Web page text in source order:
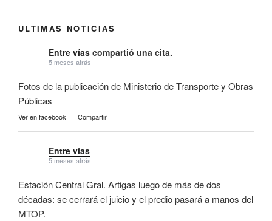
ULTIMAS NOTICIAS
Entre vías compartió una cita.
5 meses atrás
Fotos de la publicación de Ministerio de Transporte y Obras
Públicas
Ver en facebook · Compartir
Entre vías
5 meses atrás
Estación Central Gral. Artigas luego de más de dos
décadas: se cerrará el juicio y el predio pasará a manos del
MTOP.